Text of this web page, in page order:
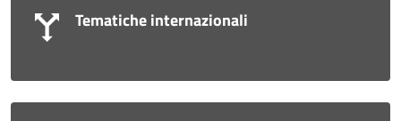
Tematiche internazionali